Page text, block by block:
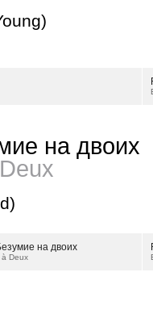
на двоих
на двоих
à Deux